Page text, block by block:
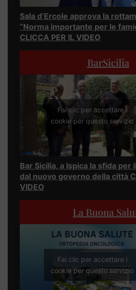
Sala d’Ercole approva la
“Norma importante per le
CLICCA PER IL VIDEO
BarSicilia
Fai clic per accettare i
cookie per questo servizio
Bar Sicilia, a Ispica la sfida per
dal nuovo governo della città
VIDEO
La Buona
Fai clic per accettare i
cookie per questo servizio